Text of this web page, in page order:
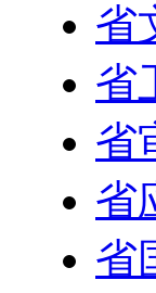
省
省
省
省
省